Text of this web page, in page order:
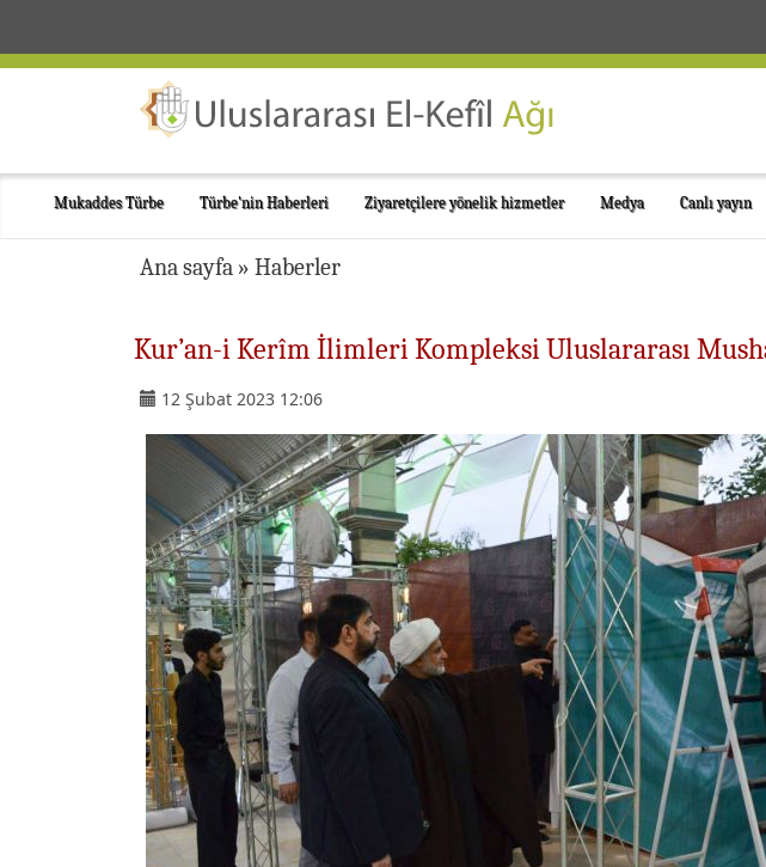
Mukaddes Türbe Türbe'nin Haberleri Ziyaretçilere yönelik hizmetler Medya Canlı yayın
Ana sayfa » Haberler
Kur’an-i Kerîm İlimleri Kompleksi Uluslararası
12 Şubat 2023 12:06